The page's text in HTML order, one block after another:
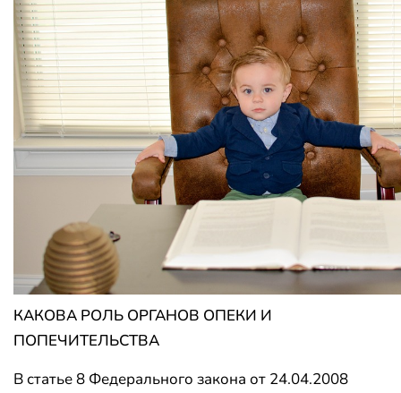
КАКОВА РОЛЬ ОРГАНОВ ОПЕКИ И
ПОПЕЧИТЕЛЬСТВА
В статье 8 Федерального закона от 24.04.2008